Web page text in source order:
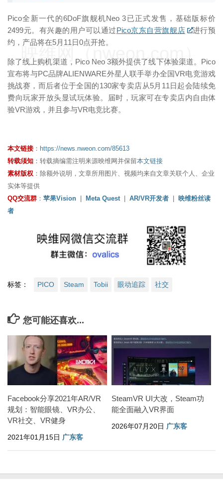
Pico全新一代的6DoF旗舰机Neo 3已正式发售，基础版标价
2499元。有兴趣的用户可以通过Pico京东自营旗舰店
进行预
约，产品将在5月11日0点开抢。
除了线上购机渠道，Pico Neo 3额外提供了线下体验渠道。Pico
宣布将与PC品牌ALIENWARE外星人联手举办全国VR电竞游戏
挑战赛，而后者位于全国的130家专卖店从5月11日起会陆续免
费向玩家开放头显试玩体验。届时，玩家可在专卖店内自由体
验VR游戏，并且参与VR电竞比赛。
映维网（nweon.com）
本文链接 ： https://news.nweon.com/85613
转载须知 ：转载摘编需注明来源映维网并保留本文链接
素材版权 ：除额外说明，文章所用图片、视频均来自文章关联个人、企业
实体等提供
QQ交流群 ： 苹果Vision Meta Quest| AR/VR开发者
映维粉丝读
者
标签： PICO Steam Tobii 眼动追踪 社交
您可能还喜欢...
Facebook分享2021年AR/VR
规划：智能眼镜、VR办公、
VR社交、VR健身
2021年01月15日 广东客
SteamVR UI大改，Steam功
能全面融入VR界面
2026年07月20日 广东客